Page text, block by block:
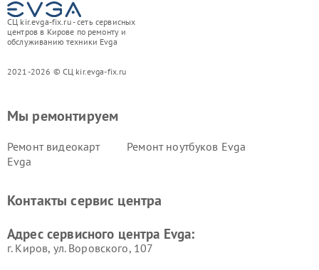
СЦ kir.evga-fix.ru - сеть сервисных
центров в Кирове по ремонту и
обслуживанию техники Evga
2021-2026 © СЦ kir.evga-fix.ru
Мы ремонтируем
Ремонт видеокарт
Evga
Ремонт ноутбуков Evga
Контакты сервис центра
Адрес сервисного центра Evga:
г. Киров, ул. Воровского, 107